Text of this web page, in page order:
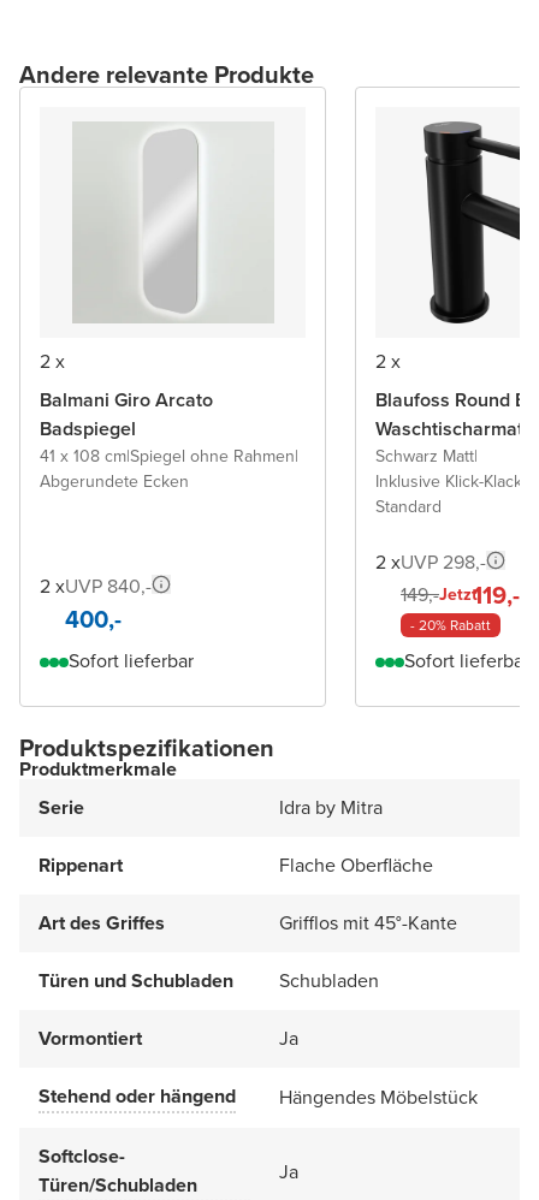
Andere relevante Produkte
2 x
Balmani Giro Arcato
Badspiegel
41 x 108 cm|Spiegel ohne Rahmen|
Abgerundete Ecken
2 xUVP 840,-
400,-
Sofort lieferbar
2 x
Blaufoss Round
Schwarz Matt|
Inklusive Klick-Klack
Standard
2 xUVP 298,-
149,-Jetzt119,-
- 20% Rabatt
Sofort lieferbar
Produktspezifikationen
Produktmerkmale
Serie
Idra by Mitra
Rippenart Flache Oberfläche
Art des Griffes Grifflos mit 45°-Kante
Türen und Schubladen Schubladen
Vormontiert Ja
Stehend oder hängend Hängendes Möbelstück
Softclose-
Türen/Schubladen
Ja